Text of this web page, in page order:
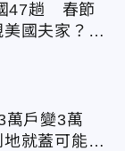
47趟 春節
美國夫家？徐
萬戶變3萬
就蓋可能變